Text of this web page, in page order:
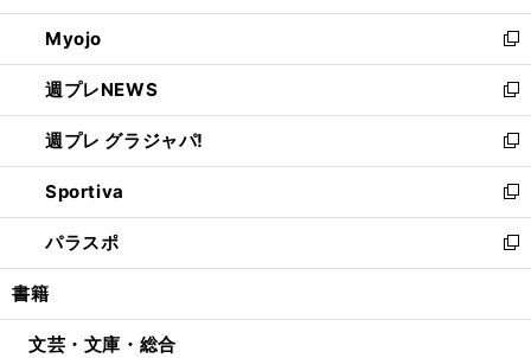
開
く
ウ
で
開
く
ン
ド
ウ
で
開
く
ウ
ィ
ン
ド
ウ
で
開
く
Myojo
新
し
い
ウ
ィ
ン
ド
ウ
で
開
週プレNEWS
新
し
い
ウ
ィ
ン
ド
ウ
開
週プレ グラジャパ!
新
し
い
ウ
ィ
ン
ウ
Sportiva
新
し
い
ウ
ン
パラスポ
新
し
ウ
書籍
文芸・文庫・総合